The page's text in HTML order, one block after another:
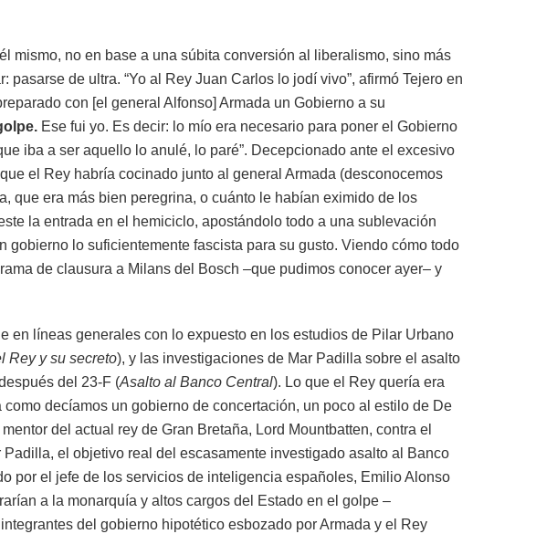
mismo, no en base a una súbita conversión al liberalismo, sino más
pasarse de ultra. “Yo al Rey Juan Carlos lo jodí vivo”, afirmó Tejero en
con [el general Alfonso] Armada un Gobierno a su
Ese fui yo. Es decir: lo mío era necesario para poner el Gobierno
iba a ser aquello lo anulé, lo paré”. Decepcionado ante el excesivo
el Rey habría cocinado junto al general Armada (desconocemos
que era más bien peregrina, o cuánto le habían eximido de los
la entrada en el hemiciclo, apostándolo todo a una sublevación
gobierno lo suficientemente fascista para su gusto. Viendo cómo todo
de clausura a Milans del Bosch –que pudimos conocer ayer– y
en líneas generales con lo expuesto en los estudios de Pilar Urbano
Rey y su secreto), y las investigaciones de Mar Padilla sobre el asalto
del 23-F (Asalto al Banco Central). Lo que el Rey quería era
decíamos un gobierno de concertación, un poco al estilo de De
del actual rey de Gran Bretaña, Lord Mountbatten, contra el
el objetivo real del escasamente investigado asalto al Banco
por el jefe de los servicios de inteligencia españoles, Emilio Alonso
a la monarquía y altos cargos del Estado en el golpe –
del gobierno hipotético esbozado por Armada y el Rey